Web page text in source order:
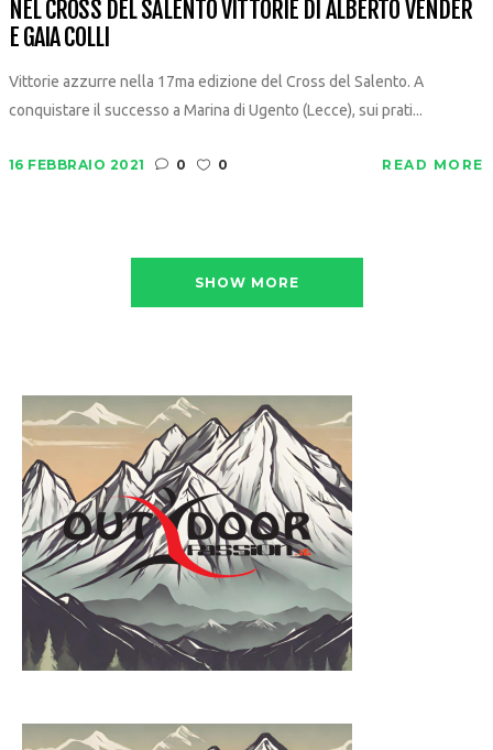
NEL CROSS DEL SALENTO VITTORIE DI ALBERTO VENDER
E GAIA COLLI
Vittorie azzurre nella 17ma edizione del Cross del Salento. A
conquistare il successo a Marina di Ugento (Lecce), sui prati...
16 FEBBRAIO 2021 0 0 READ MORE
SHOW MORE